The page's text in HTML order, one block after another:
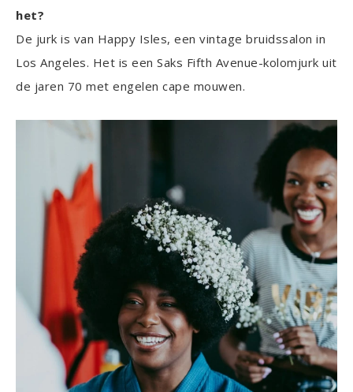
het?
De jurk is van Happy Isles, een vintage bruidssalon in
Los Angeles. Het is een Saks Fifth Avenue-kolomjurk uit
de jaren 70 met engelen cape mouwen.